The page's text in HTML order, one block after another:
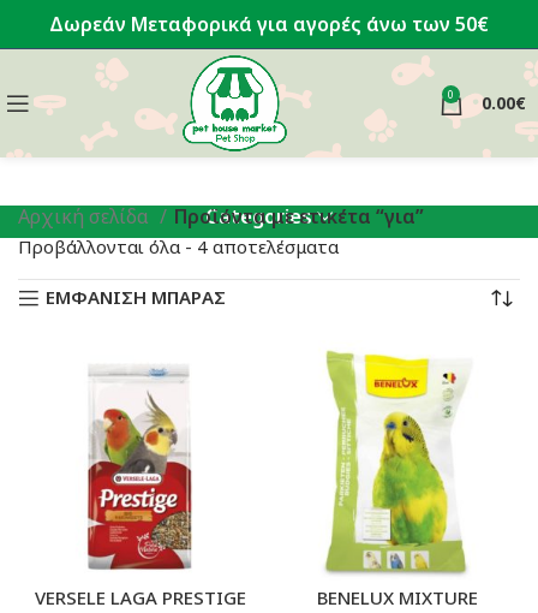
Δωρεάν Μεταφορικά για αγορές άνω των 50€
0 0.00€
Categories
Αρχική σελίδα Προϊόντα με ετικέτα “για”
Προβάλλονται όλα - 4 αποτελέσματαSorted
by
ΕΜΦΑΝΙΣΗ ΜΠΑΡΑΣ
VERSELE LAGA PRESTIGE
BENELUX MIXTURE